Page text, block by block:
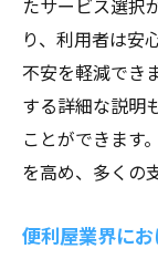
たサービス選択
り、利用者は安
不安を軽減でき
する詳細な説明
ことができます
を高め、多くの
便利屋業界に